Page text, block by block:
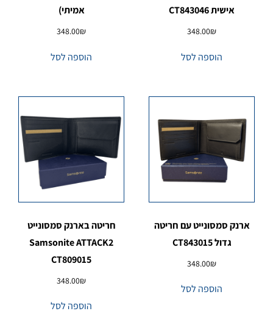
אישית CT843046
348.00₪
הוספה לסל
אמיתי)
348.00₪
הוספה לסל
ארנק סמסונייט עם חריטה
גדול CT843015
348.00₪
הוספה לסל
חריטה בארנק סמסונייט
Samsonite ATTACK2
CT809015
348.00₪
הוספה לסל